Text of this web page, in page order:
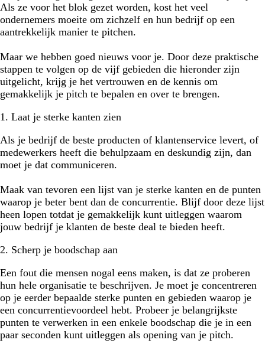
Als ze voor het blok gezet worden, kost het veel
ondernemers moeite om zichzelf en hun bedrijf op een
aantrekkelijk manier te pitchen.
Maar we hebben goed nieuws voor je. Door deze praktische
stappen te volgen op de vijf gebieden die hieronder zijn
uitgelicht, krijg je het vertrouwen en de kennis om
gemakkelijk je pitch te bepalen en over te brengen.
1. Laat je sterke kanten zien
Als je bedrijf de beste producten of klantenservice levert, of
medewerkers heeft die behulpzaam en deskundig zijn, dan
moet je dat communiceren.
Maak van tevoren een lijst van je sterke kanten en de punten
waarop je beter bent dan de concurrentie. Blijf door deze lijst
heen lopen totdat je gemakkelijk kunt uitleggen waarom
jouw bedrijf je klanten de beste deal te bieden heeft.
2. Scherp je boodschap aan
Een fout die mensen nogal eens maken, is dat ze proberen
hun hele organisatie te beschrijven. Je moet je concentreren
op je eerder bepaalde sterke punten en gebieden waarop je
een concurrentievoordeel hebt. Probeer je belangrijkste
punten te verwerken in een enkele boodschap die je in een
paar seconden kunt uitleggen als opening van je pitch.